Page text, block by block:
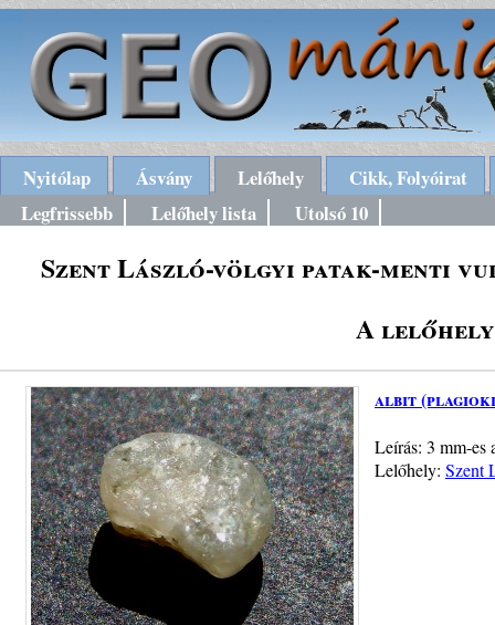
Nyitólap Ásvány Lelőhely
Cikk, Folyóirat
Legfrissebb
Lelőhely lista Utolsó 10
Szent László-völgyi patak-menti
A lelőhely
albit
Leírás: 3 mm-es
Lelőhely: Szent